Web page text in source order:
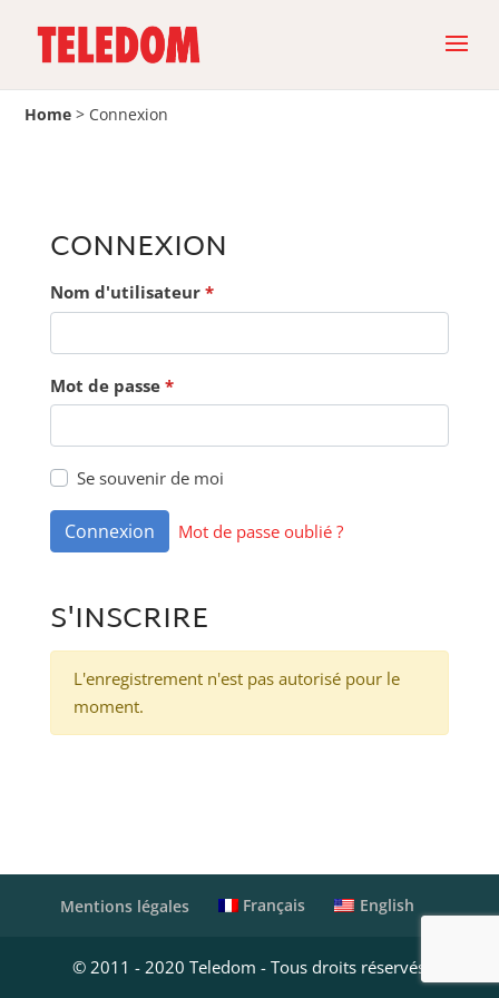
Home > Connexion
CONNEXION
Nom d'utilisateur *
Mot de passe *
Se souvenir de moi
Connexion Mot de passe oublié ?
S'INSCRIRE
L'enregistrement n'est pas autorisé pour le
moment.
Mentions légales Français English
© 2011 - 2020 Teledom - Tous droits réservés